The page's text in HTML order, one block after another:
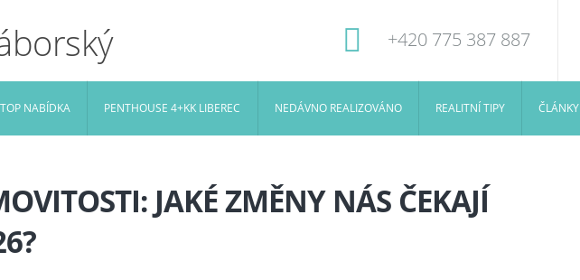
+420 775 387 887
TOP NABÍDKA PENTHOUSE 4+KK LIBEREC NEDÁVNO REALIZOVÁNO REALITNÍ TIPY ČLÁNKY
JAKÉ ZMĚNY NÁS ČEKAJÍ